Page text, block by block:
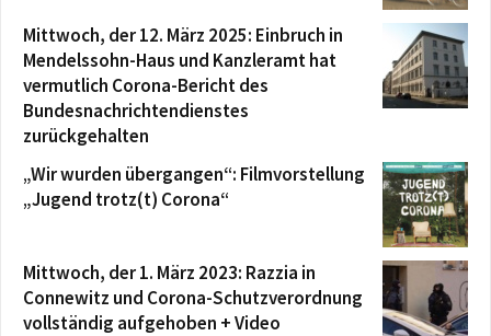
Mittwoch, der 12. März 2025: Einbruch in
Mendelssohn-Haus und Kanzleramt hat
vermutlich Corona-Bericht des
Bundesnachrichtendienstes
zurückgehalten
„Wir wurden übergangen“: Filmvorstellung
„Jugend trotz(t) Corona“
Mittwoch, der 1. März 2023: Razzia in
Connewitz und Corona-Schutzverordnung
vollständig aufgehoben + Video